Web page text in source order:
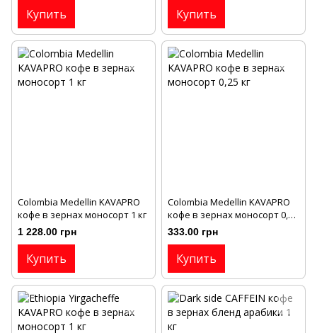
Купить Купить
Colombia Medellin KAVAPRO
кофе в зернах моносорт 1 кг
1 228.00 грн
Купить
Colombia Medellin KAVAPRO
кофе в зернах моносорт 0,25
кг
333.00 грн
Купить